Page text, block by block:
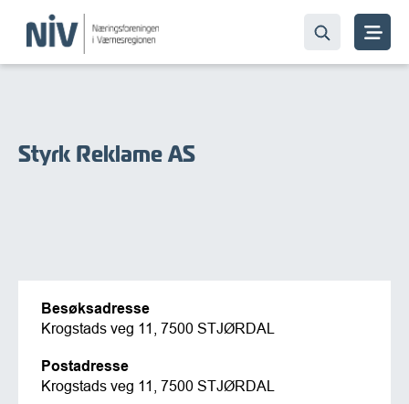
Styrk Reklame AS
Besøksadresse
Krogstads veg 11, 7500 STJØRDAL
Postadresse
Krogstads veg 11, 7500 STJØRDAL